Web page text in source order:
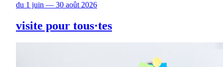
du 1 juin — 30 août 2026
visite pour tous·tes